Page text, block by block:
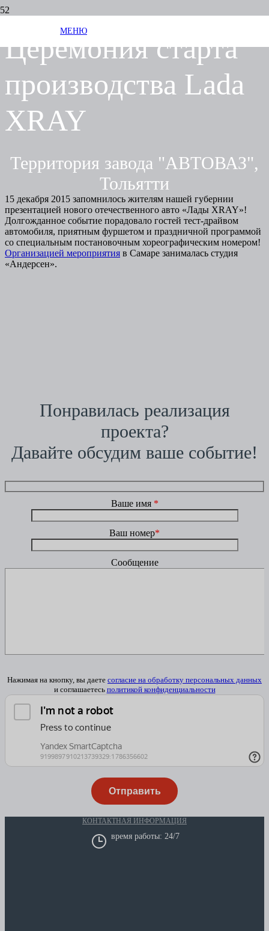
МЕНЮ
Церемония старта
производства Lada
XRAY
Территория завода "АВТОВАЗ",
Тольятти
15 декабря 2015 запомнилось жителям нашей губернии
презентацией нового отечественного авто «Лады XRAY»!
Долгожданное событие порадовало гостей тест-драйвом
автомобиля, приятным фуршетом и праздничной программой
со специальным постановочным хореографическим номером!
Организацией мероприятия в Самаре занималась студия
«Андерсен».
Понравилась реализация
проекта?
Давайте обсудим ваше событие!
Ваше имя *
Ваш номер*
Сообщение
Нажимая на кнопку, вы даете согласие на обработку персональных данных
и соглашаетесь политикой конфиденциальности
КОНТАКТНАЯ ИНФОРМАЦИЯ
время работы: 24/7